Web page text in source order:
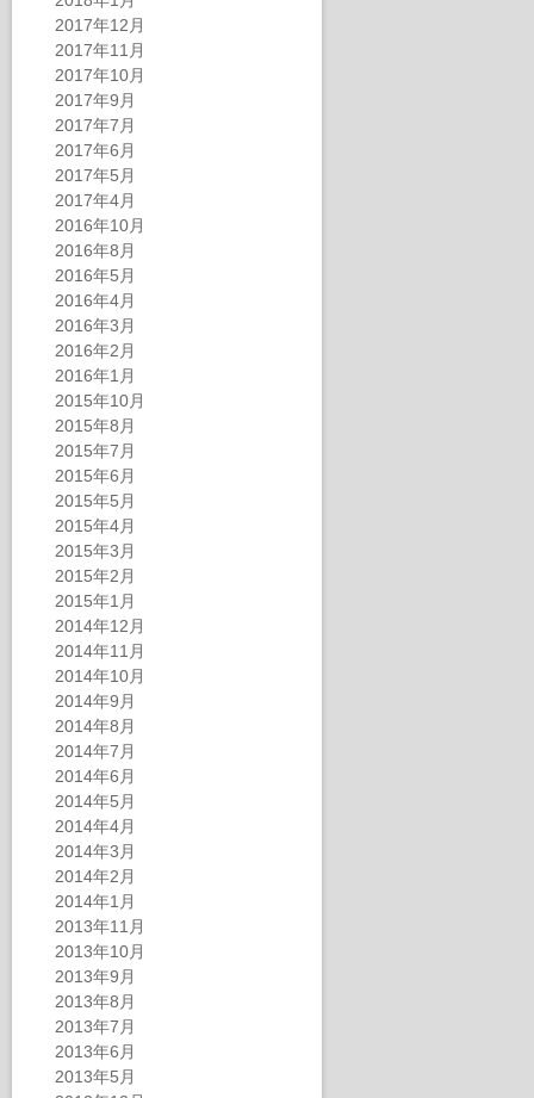
2017年12月
2017年11月
2017年10月
2017年9月
2017年7月
2017年6月
2017年5月
2017年4月
2016年10月
2016年8月
2016年5月
2016年4月
2016年3月
2016年2月
2016年1月
2015年10月
2015年8月
2015年7月
2015年6月
2015年5月
2015年4月
2015年3月
2015年2月
2015年1月
2014年12月
2014年11月
2014年10月
2014年9月
2014年8月
2014年7月
2014年6月
2014年5月
2014年4月
2014年3月
2014年2月
2014年1月
2013年11月
2013年10月
2013年9月
2013年8月
2013年7月
2013年6月
2013年5月